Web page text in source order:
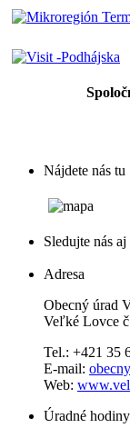
Nájdete nás tu
Sledujte nás aj
Adresa
Obecný úrad
Veľké Lovce
Tel.: +421 35
E-mail:
Web:
Úradné hodiny